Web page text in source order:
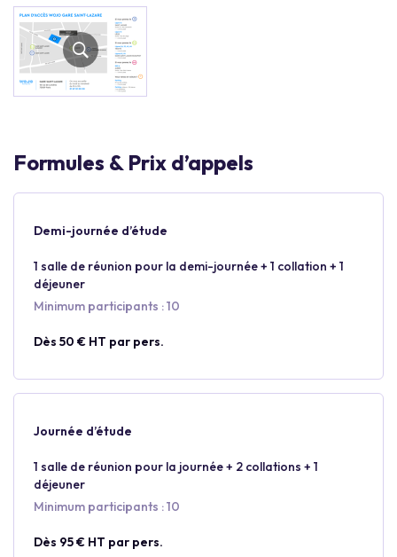
Formules & Prix d’appels
Demi-journée d’étude
1 salle de réunion pour la demi-journée + 1 collation + 1
déjeuner
Minimum participants : 10
Dès 50 € HT par pers.
Journée d’étude
1 salle de réunion pour la journée + 2 collations + 1
déjeuner
Minimum participants : 10
Dès 95 € HT par pers.